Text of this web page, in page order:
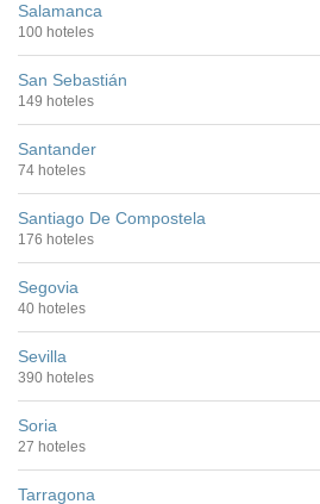
Salamanca
100 hoteles
San Sebastián
149 hoteles
Santander
74 hoteles
Santiago De Compostela
176 hoteles
Segovia
40 hoteles
Sevilla
390 hoteles
Soria
27 hoteles
Tarragona